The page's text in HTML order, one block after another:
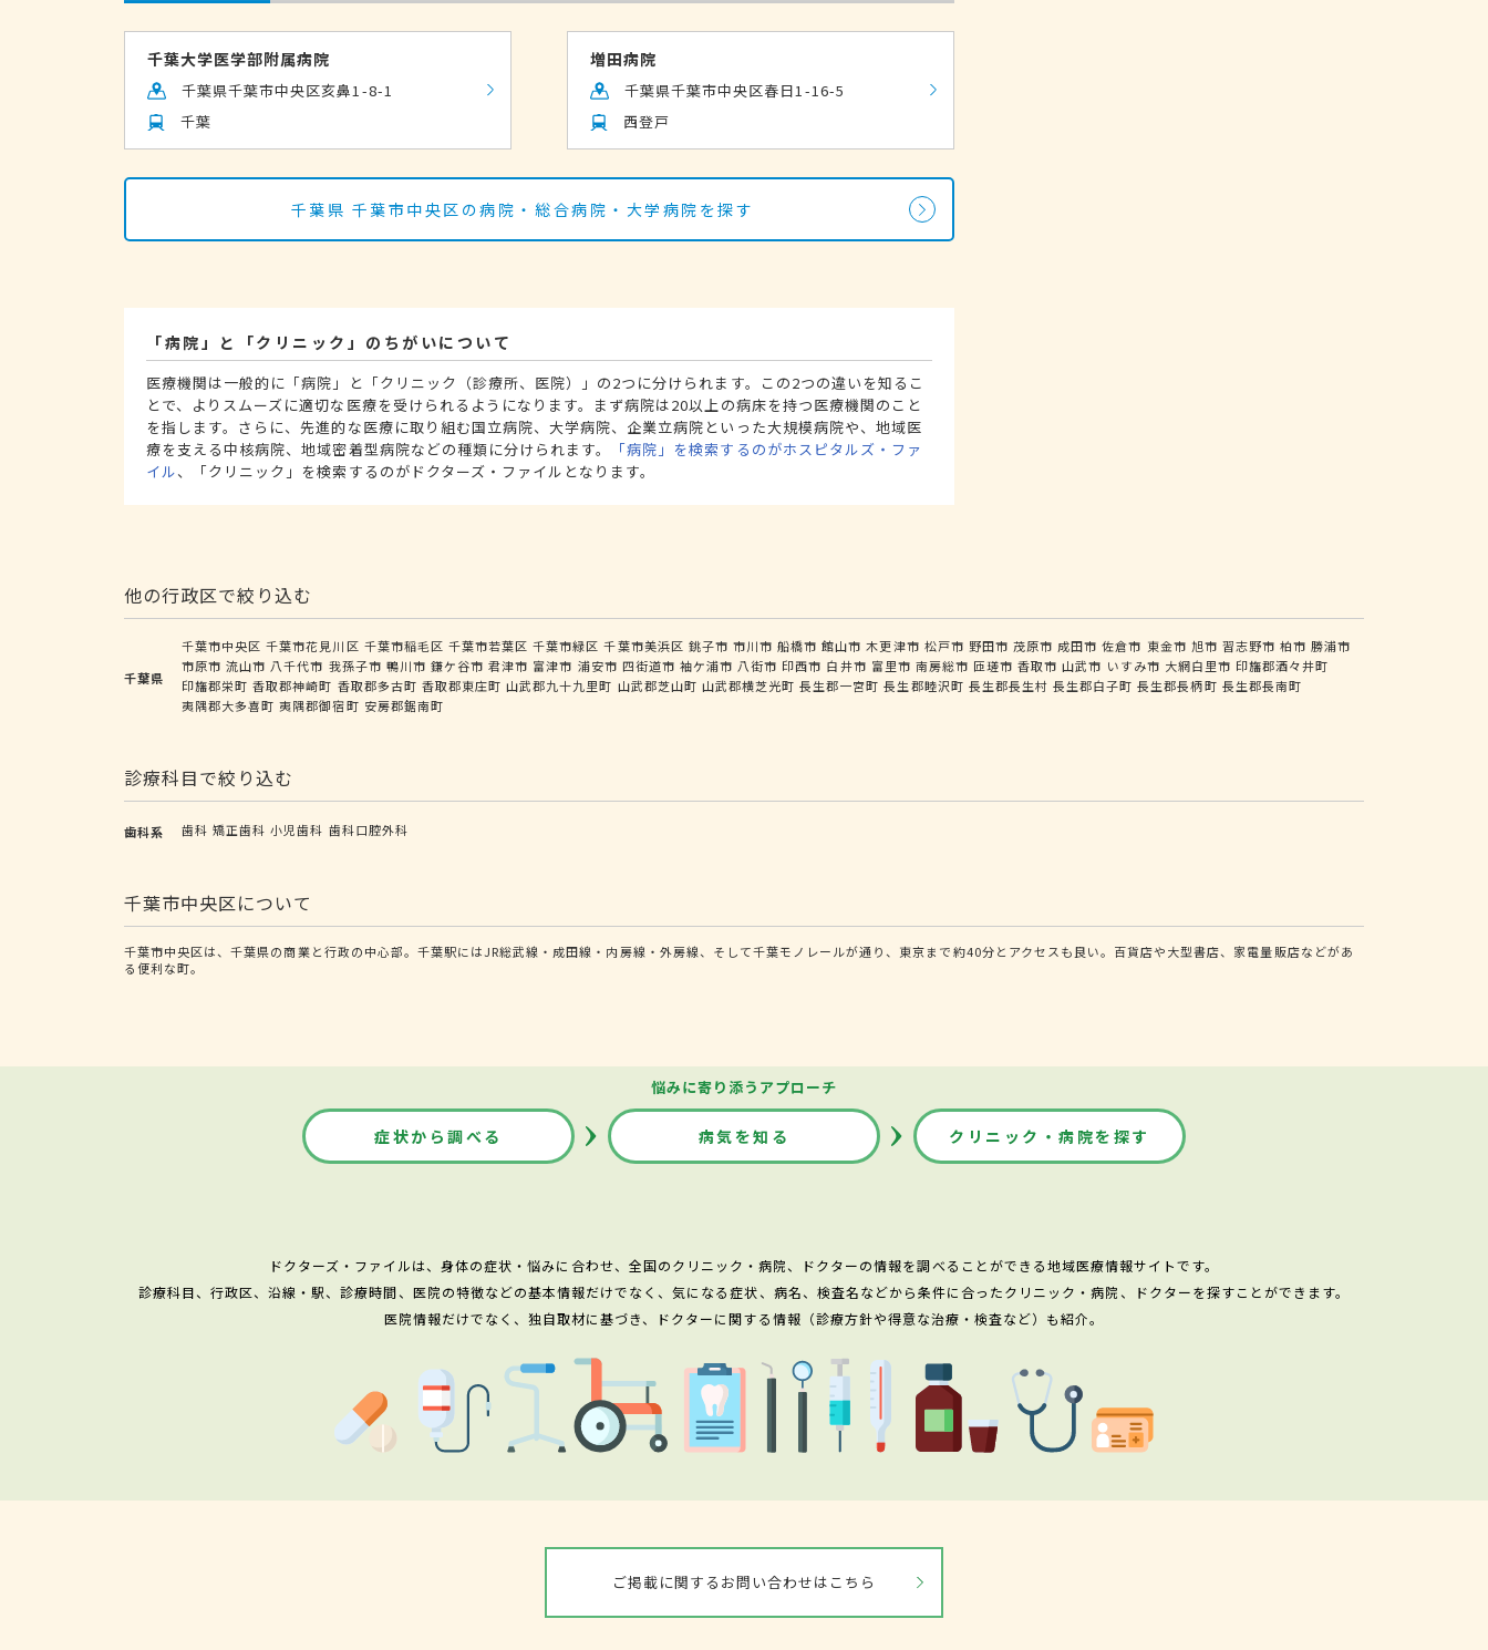
千葉大学医学部附属病院
千葉県千葉市中央区亥鼻1-8-1
千葉
増田病院
千葉県千葉市中央区春日1-16-5
西登戸
千葉県 千葉市中央区の病院・総合病院・大学病院を探す
「病院」と「クリニック」のちがいについて
医療機関は一般的に「病院」と「クリニック（診療所、医院）」の2つに分けられます。この2つの違いを知るこ
とで、よりスムーズに適切な医療を受けられるようになります。まず病院は20以上の病床を持つ医療機関のこと
を指します。さらに、先進的な医療に取り組む国立病院、大学病院、企業立病院といった大規模病院や、地域医
療を支える中核病院、地域密着型病院などの種類に分けられます。
「病院」を検索するのがホスピタルズ・ファ
イル、「クリニック」を検索するのがドクターズ・ファイルとなります。
他の行政区で絞り込む
千葉県
千葉市中央区 千葉市花見川区 千葉市稲毛区 千葉市若葉区 千葉市緑区 千葉市美浜区 銚子市 市川市 船橋市 館山市 木更津市 松戸市 野田市 茂原市 成田市 佐倉市 東金市 旭市 習志野市 柏市 勝浦市
市原市 流山市 八千代市 我孫子市 鴨川市 鎌ケ谷市 君津市 富津市 浦安市 四街道市 袖ケ浦市 八街市 印西市 白井市 富里市 南房総市 匝瑳市 香取市 山武市 いすみ市 大網白里市 印旛郡酒々井町
印旛郡栄町 香取郡神崎町 香取郡多古町 香取郡東庄町 山武郡九十九里町 山武郡芝山町 山武郡横芝光町 長生郡一宮町 長生郡睦沢町 長生郡長生村 長生郡白子町 長生郡長柄町 長生郡長南町
夷隅郡大多喜町 夷隅郡御宿町 安房郡鋸南町
診療科目で絞り込む
歯科系 歯科 矯正歯科 小児歯科 歯科口腔外科
千葉市中央区について
千葉市中央区は、千葉県の商業と行政の中心部。千葉駅にはJR総武線・成田線・内房線・外房線、そして千葉モノレールが通り、東京まで約40分とアクセスも良い。百貨店や大型書店、家電量販店などがあ
る便利な町。
悩みに寄り添うアプローチ
症状から調べる 病気を知る クリニック・病院を探す
ドクターズ・ファイルは、身体の症状・悩みに合わせ、全国のクリニック・病院、ドクターの情報を調べることができる地域医療情報サイトです。
診療科目、行政区、沿線・駅、診療時間、医院の特徴などの基本情報だけでなく、気になる症状、病名、検査名などから条件に合ったクリニック・病院、ドクターを探すことができます。
医院情報だけでなく、独自取材に基づき、ドクターに関する情報（診療方針や得意な治療・検査など）も紹介。
ご掲載に関するお問い合わせはこちら